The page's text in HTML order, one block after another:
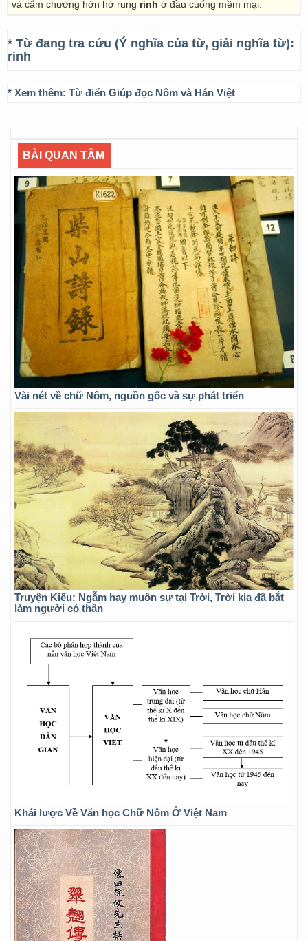
và cẩm chướng hớn hở rung rinh ở đầu cuống mềm mại.
* Từ đang tra cứu (Ý nghĩa của từ, giải nghĩa từ):
rinh
* Xem thêm: Từ điển Giúp đọc Nôm và Hán Việt
BÀI QUAN TÂM
Vài nét về chữ Nôm, nguồn gốc và sự phát triển
Truyện Kiều: Ngẫm hay muôn sự tại Trời, Trời kia đã bắt
làm người có thân
Khái lược Về Văn học Chữ Nôm Ở Việt Nam